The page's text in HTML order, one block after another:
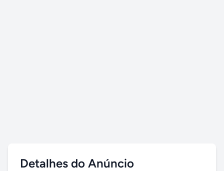
Detalhes do Anúncio